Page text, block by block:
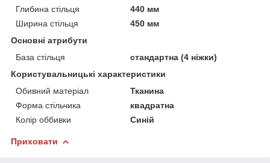
Глибина стільця
440 мм
Ширина стільця
450 мм
Основні атрибути
База стільця
стандартна (4 ніжки)
Користувальницькі характеристики
Обивний матеріал
Тканина
Форма стільчика
квадратна
Колір оббивки
Синій
Приховати